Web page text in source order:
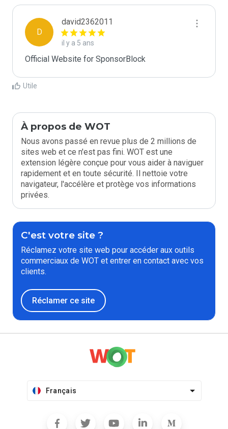
D
david2362011
il y a 5 ans
Official Website for SponsorBlock
Utile
À propos de WOT
Nous avons passé en revue plus de 2 millions de
sites web et ce n'est pas fini. WOT est une
extension légère conçue pour vous aider à naviguer
rapidement et en toute sécurité. Il nettoie votre
navigateur, l'accélère et protège vos informations
privées.
C'est votre site ?
Réclamez votre site web pour accéder aux outils
commerciaux de WOT et entrer en contact avec vos
clients.
Réclamer ce site
Français